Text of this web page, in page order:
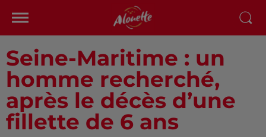
Seine-Maritime : un
homme recherché,
après le décès d’une
fillette de 6 ans